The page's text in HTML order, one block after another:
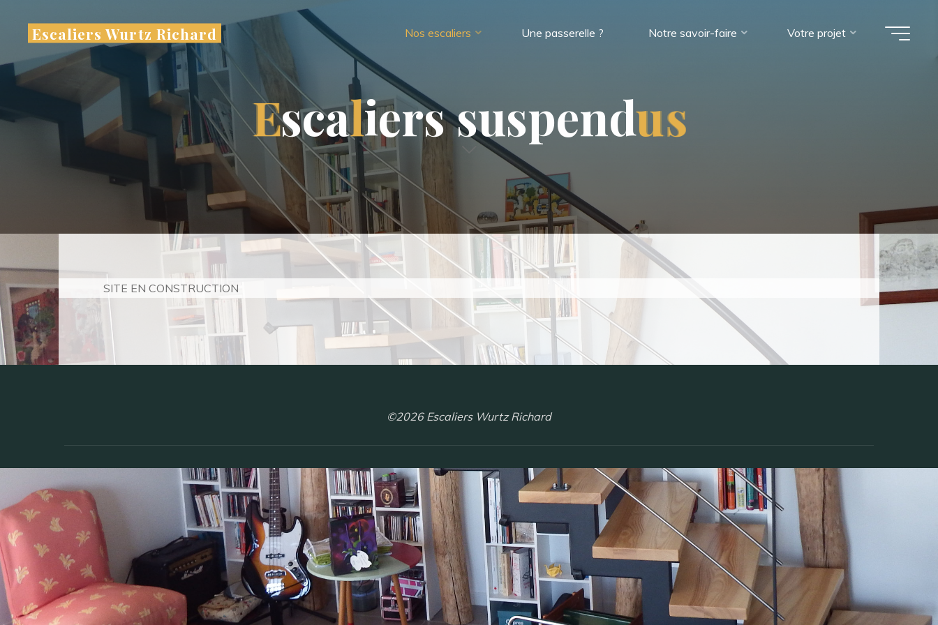
Escaliers Wurtz Richard Nos escaliers Une passerelle ? Notre savoir-faire Votre projet
Escalierssuspendus
SITE EN CONSTRUCTION